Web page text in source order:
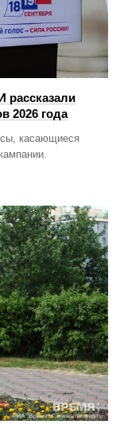
рассказали
2026 года
касающиеся